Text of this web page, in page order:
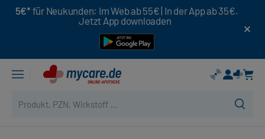
5€* für Neukunden: Im Web ab 55€ | In der App ab 35€.
Jetzt App downloaden